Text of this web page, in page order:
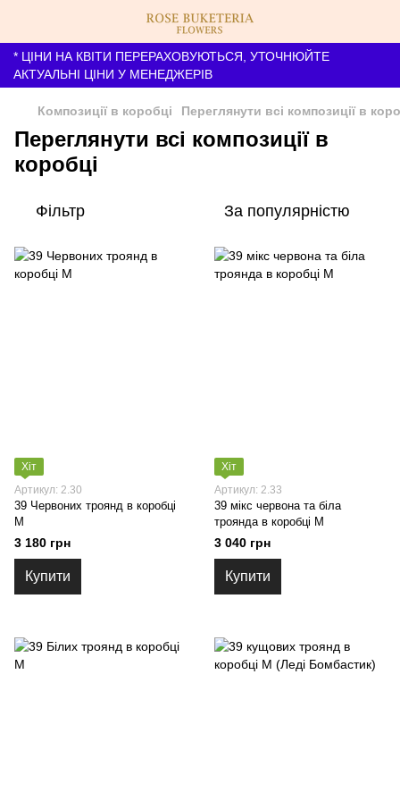
* ЦІНИ НА КВІТИ ПЕРЕРАХОВУЮТЬСЯ, УТОЧНЮЙТЕ
АКТУАЛЬНІ ЦІНИ У МЕНЕДЖЕРІВ
Композиції в коробці Переглянути всі композиції в
Переглянути всі композиції в
коробці
Фільтр За популярністю
Хіт
Артикул: 2.30
39 Червоних троянд в коробці
M
3 180 грн
Купити
Хіт
Артикул: 2.33
39 мікс червона та біла
троянда в коробці M
3 040 грн
Купити